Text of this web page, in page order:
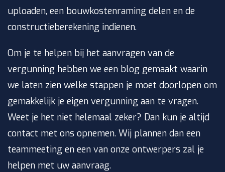
uploaden, een bouwkostenraming delen en de
constructieberekening indienen.
Om je te helpen bij het aanvragen van de
vergunning hebben we een blog gemaakt waarin
we laten zien welke stappen je moet doorlopen om
gemakkelijk je eigen vergunning aan te vragen.
Weet je het niet helemaal zeker? Dan kun je altijd
contact met ons opnemen. Wij plannen dan een
teammeeting en een van onze ontwerpers zal je
helpen met uw aanvraag.